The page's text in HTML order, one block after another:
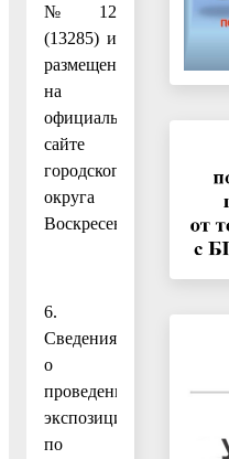
№ 12
(13285) и
размещено
на
официальном
сайте
городского
округа
Воскресенск.
6.
Сведения
о
проведении
экспозиции
по